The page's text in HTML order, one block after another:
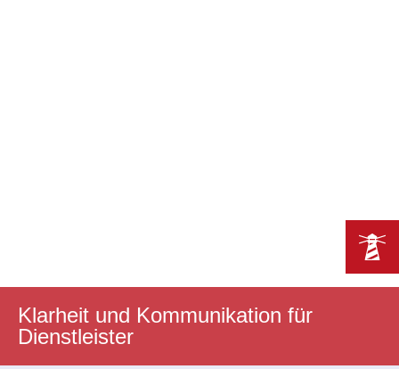
Klarheit und Kommunikation für
Dienstleister